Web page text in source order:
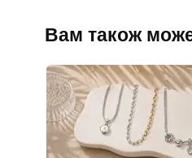
Вам також